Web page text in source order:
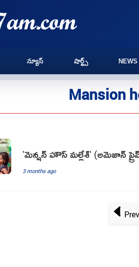
న్యూస్ షార్ట్స్ NEWS
Mansion
'మెన్షన్ హౌస్ మల్లేశ్' (అమెజాన్
3 months ago
Prev